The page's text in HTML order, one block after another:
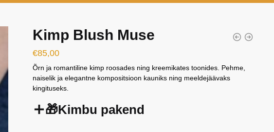
Kimp Blush Muse
€85,00
Õrn ja romantiline kimp roosades ning kreemikates toonides. Pehme,
naiselik ja elegantne kompositsioon kauniks ning meeldejäävaks
kingituseks.
🎁Kimbu pakend